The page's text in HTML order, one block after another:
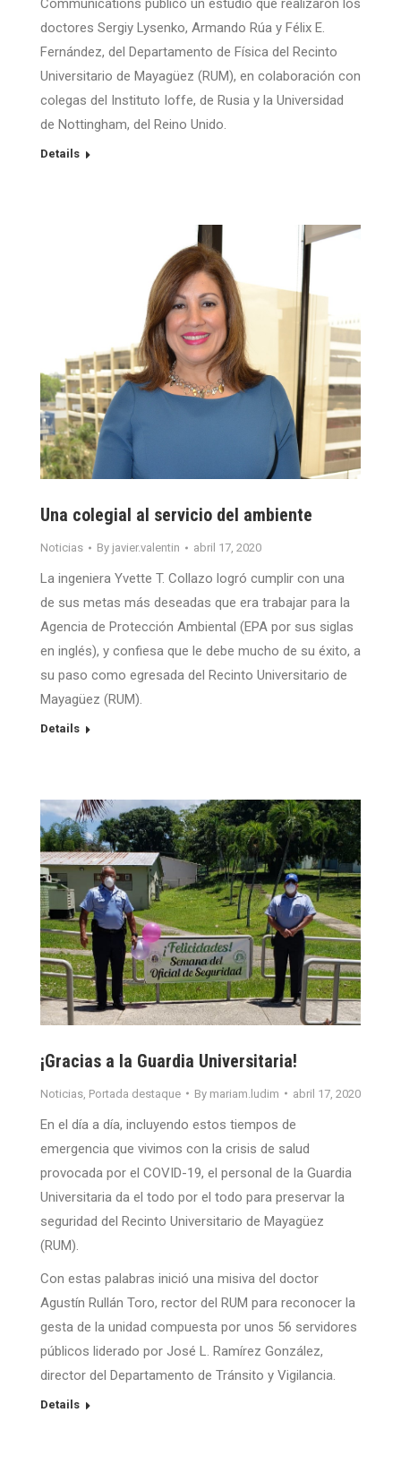
Communications publicó un estudio que realizaron los
doctores Sergiy Lysenko, Armando Rúa y Félix E.
Fernández, del Departamento de Física del Recinto
Universitario de Mayagüez (RUM), en colaboración con
colegas del Instituto Ioffe, de Rusia y la Universidad
de Nottingham, del Reino Unido.
Details
Una colegial al servicio del ambiente
Noticias By javier.valentin abril 17, 2020
La ingeniera Yvette T. Collazo logró cumplir con una
de sus metas más deseadas que era trabajar para la
Agencia de Protección Ambiental (EPA por sus siglas
en inglés), y confiesa que le debe mucho de su éxito, a
su paso como egresada del Recinto Universitario de
Mayagüez (RUM).
Details
¡Gracias a la Guardia Universitaria!
Noticias Portada destaque By mariam.ludim abril 17, 2020
En el día a día, incluyendo estos tiempos de
emergencia que vivimos con la crisis de salud
provocada por el COVID-19, el personal de la Guardia
Universitaria da el todo por el todo para preservar la
seguridad del Recinto Universitario de Mayagüez
(RUM).
Con estas palabras inició una misiva del doctor
Agustín Rullán Toro, rector del RUM para reconocer la
gesta de la unidad compuesta por unos 56 servidores
públicos liderado por José L. Ramírez González,
director del Departamento de Tránsito y Vigilancia.
Details